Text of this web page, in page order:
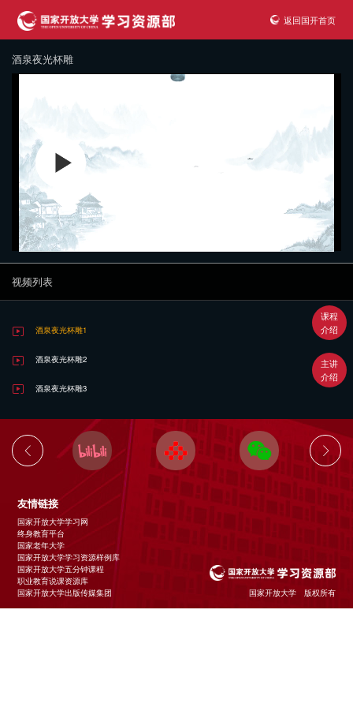
返回国开首页
课程
介绍
主讲
介绍
酒泉夜光杯雕
视频列表
酒泉夜光杯雕1
酒泉夜光杯雕2
酒泉夜光杯雕3
友情链接
国家开放大学学习网
终身教育平台
国家老年大学
国家开放大学学习资源样例库
国家开放大学五分钟课程
职业教育说课资源库
国家开放大学出版传媒集团
国家开放大学 版权所有